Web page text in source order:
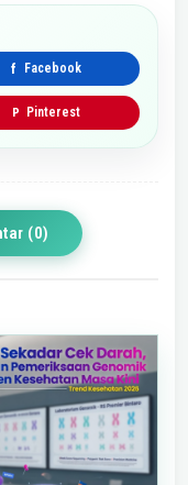
f Facebook
P Pinterest
(0)